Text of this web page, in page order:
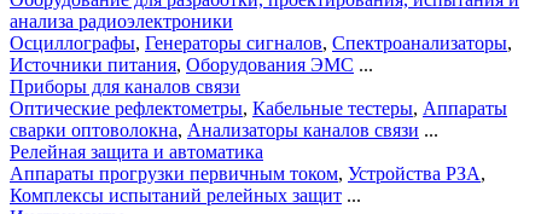
анализа радиоэлектроники
Осциллографы, Генераторы сигналов, Спектроанализаторы,
Источники питания, Оборудования ЭМС ...
Приборы для каналов связи
Оптические рефлектометры, Кабельные тестеры, Аппараты
сварки оптоволокна, Анализаторы каналов связи ...
Релейная защита и автоматика
Аппараты прогрузки первичным током, Устройства РЗА,
Комплексы испытаний релейных защит ...